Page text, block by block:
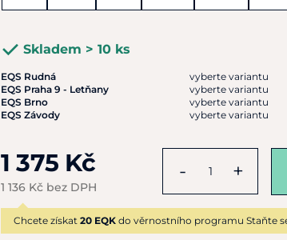
Skladem > 10 ks
EQS Rudná
vyberte variantu
EQS Praha 9 - Letňany
vyberte variantu
EQS Brno
vyberte variantu
EQS Závody
vyberte variantu
1 375 Kč
1 136 Kč bez DPH
- +
Chcete získat 20 EQK do věrnostního programu Staňte